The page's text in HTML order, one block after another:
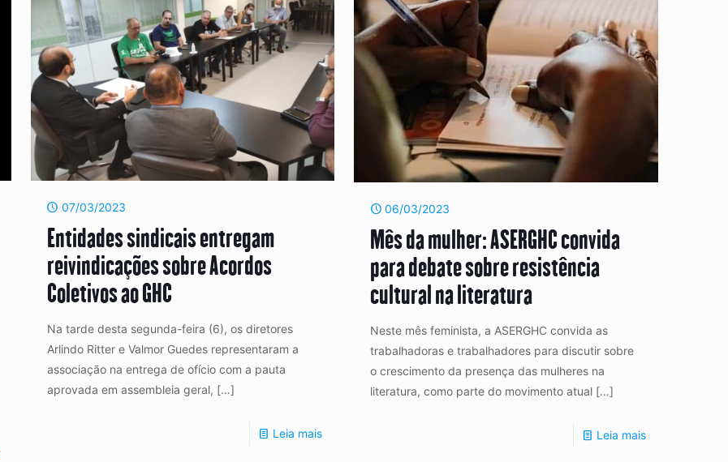
07/03/2023
Entidades sindicais entregam
reivindicações sobre Acordos
Coletivos ao GHC
Na tarde desta segunda-feira (6), os diretores
Arlindo Ritter e Valmor Guedes representaram a
associação na entrega de ofício com a pauta
aprovada em assembleia geral, […]
Leia mais
06/03/2023
Mês da mulher: ASERGHC convida
para debate sobre resistência
cultural na literatura
Neste mês feminista, a ASERGHC convida as
trabalhadoras e trabalhadores para discutir sobre
o crescimento da presença das mulheres na
literatura, como parte do movimento atual […]
Leia mais